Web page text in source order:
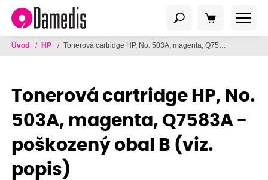
Úvod / HP / Tonerová cartridge HP, No. 503A, magenta, Q7583A - poškozený obal B (viz. popis)
Tonerová cartridge HP, No.
503A, magenta, Q7583A -
poškozený obal B (viz.
popis)